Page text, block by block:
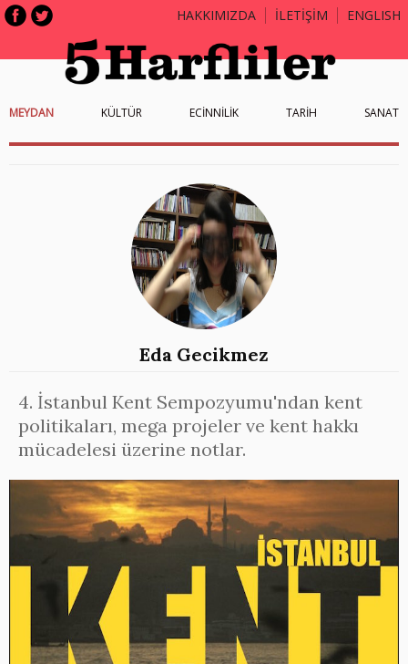
HAKKIMIZDA İLETİŞİM ENGLISH
MEYDAN KÜLTÜR ECİNNİLİK TARİH SANAT
Eda Gecikmez
4. İstanbul Kent Sempozyumu'ndan kent
politikaları, mega projeler ve kent hakkı
mücadelesi üzerine notlar.